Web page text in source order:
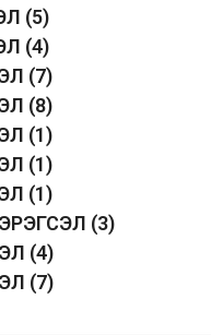
(5)
(4)
(7)
(8)
(1)
(1)
(1)
(3)
(4)
(7)